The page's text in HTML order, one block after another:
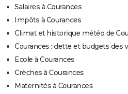
Salaires à Courances
Impôts à Courances
Climat et historique météo de
Courances : dette et budgets des
Ecole à Courances
Crèches à Courances
Maternités à Courances